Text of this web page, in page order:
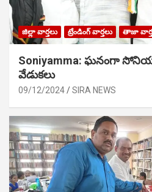
జిల్లా వార్తలు ట్రేండింగ్ వార్తలు తాజా
Soniyamma: ఘ‌నంగా
వేడుక‌లు
09/12/2024 SIRA NEWS